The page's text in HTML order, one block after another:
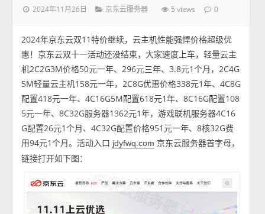
2024年11月26日 京东云服务器 5 views 0
2024年京东云双11特价继续，云主机性能强悍价格超级优
惠！京东云双十一活动还没结束，大家速度上车，轻量云主
机2C2G3M价格50元一年、296元三年、3.8元1个月，2C4G
5M轻量云主机158元一年，2C8G优惠价格338元1年、4C8G
配置418元一年、4C16G5M配置618元1年、8C16G配置108
5元一年、8C32G服务器1362元1年，游戏联机服务器4C16
G配置26元1个月、4C32G配置价格951元一年、8核32G费
用94元1个月。活动入口 jdyfwq.com 京东云服务器首字母，
链接打开如下图：